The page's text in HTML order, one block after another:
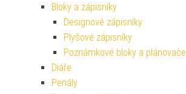
Bloky a zápisníky
Designové zápisníky
Plyšové zápisníky
Poznámkové bloky a plánovače
Diáře
Penály